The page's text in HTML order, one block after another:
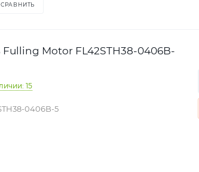
СРАВНИТЬ
Motor FL42STH38-0406B-
15
0406B-5